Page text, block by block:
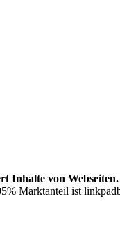
Inhalte von Webseiten.
Marktanteil ist